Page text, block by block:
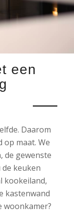
een
Daarom
maat. We
de gewenste
keuken
kookeiland,
kastenwand
woonkamer?